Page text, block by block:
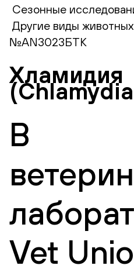
Сезонные
Другие виды животных
№AN3023БТК
Хламидия
В
Vet